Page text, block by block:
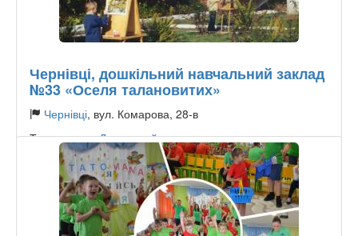
Чернівці, дошкільний навчальний заклад
№33 «Оселя талановитих»
Чернівці, вул. Комарова, 28-в
Тип садочку:Державний